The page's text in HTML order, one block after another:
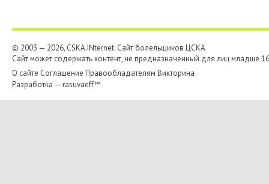
© 2003 — 2026, CSKA.INternet. Cайт болельщиков ЦСКА
Сайт может содержать контент, не предназначенный для лиц младше
О сайте Соглашение Правообладателям Викторина
Разработка — rasuvaeff™